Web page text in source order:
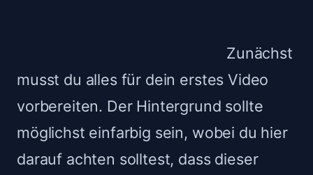
Zunächst
musst du alles für dein erstes Video
vorbereiten. Der Hintergrund sollte
möglichst einfarbig sein, wobei du hier
darauf achten solltest, dass dieser